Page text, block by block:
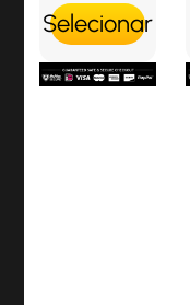
Selecionar